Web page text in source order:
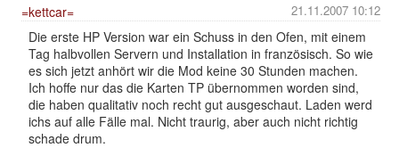
21.11.2007 10:12
=kettcar=
Die erste HP Version war ein Schuss in den Ofen, mit einem
Tag halbvollen Servern und Installation in französisch. So wie
es sich jetzt anhört wir die Mod keine 30 Stunden machen.
Ich hoffe nur das die Karten TP übernommen worden sind,
die haben qualitativ noch recht gut ausgeschaut. Laden werd
ichs auf alle Fälle mal. Nicht traurig, aber auch nicht richtig
schade drum.